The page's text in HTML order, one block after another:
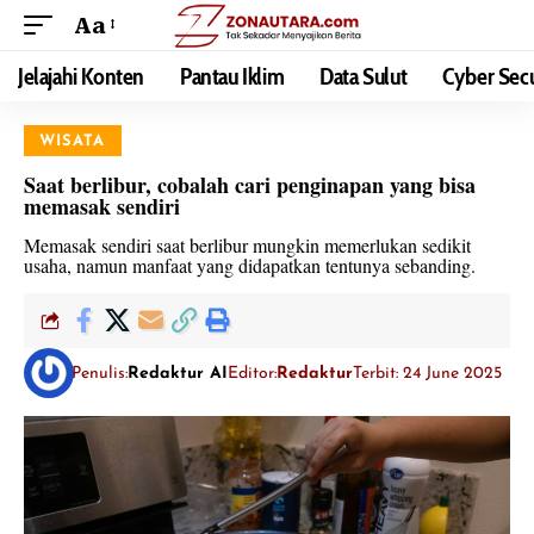
Aa
Jelajahi Konten Pantau Iklim Data Sulut Cyber
WISATA
Saat berlibur, cobalah cari penginapan yang bisa
memasak sendiri
Memasak sendiri saat berlibur mungkin memerlukan sedikit
usaha, namun manfaat yang didapatkan tentunya sebanding.
Penulis: Redaktur AI Editor: RedakturTerbit: 24 June 2025